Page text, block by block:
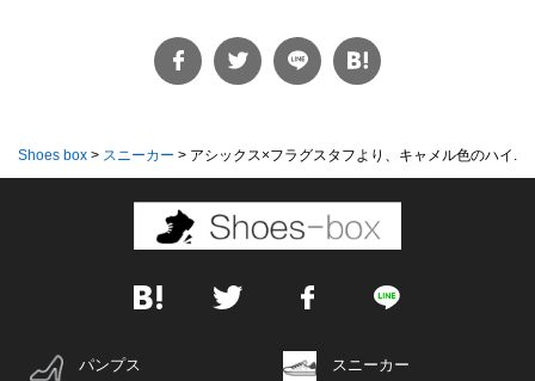
Shoes box > スニーカー > アシックス×フラグスタフより、キャメル色のハイ...
パンプス スニーカー